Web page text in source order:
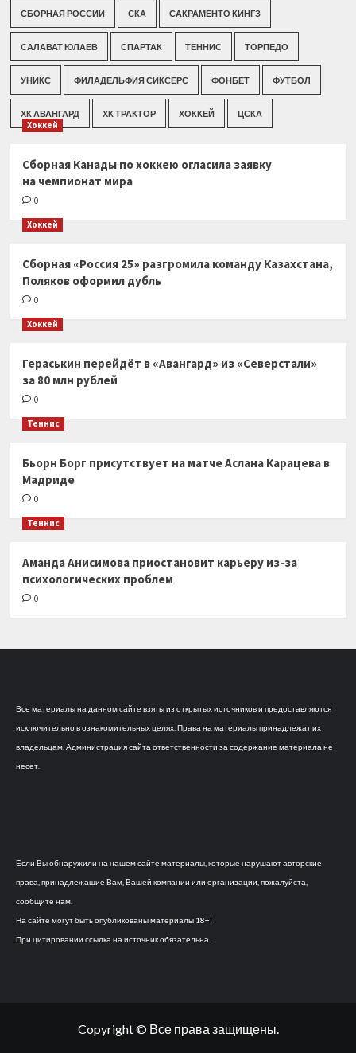
СБОРНАЯ РОССИИ СКА САКРАМЕНТО КИНГЗ
САЛАВАТ ЮЛАЕВ СПАРТАК ТЕННИС ТОРПЕДО
УНИКС ФИЛАДЕЛЬФИЯ СИКСЕРС ФОНБЕТ ФУТБОЛ
ХК АВАНГАРД ХК ТРАКТОР ХОККЕЙ ЦСКА
Хоккей
Сборная Канады по хоккею огласила заявку
на чемпионат мира
0
Хоккей
Сборная «Россия 25» разгромила команду Казахстана,
Поляков оформил дубль
0
Хоккей
Гераськин перейдёт в «Авангард» из «Северстали»
за 80 млн рублей
0
Теннис
Бьорн Борг присутствует на матче Аслана Карацева в
Мадриде
0
Теннис
Аманда Анисимова приостановит карьеру из-за
психологических проблем
0
Все материалы на данном сайте взяты из открытых источников и предоставляются
исключительно в ознакомительных целях. Права на материалы принадлежат их
владельцам. Администрация сайта ответственности за содержание материала не
несет.
Если Вы обнаружили на нашем сайте материалы, которые нарушают авторские
права, принадлежащие Вам, Вашей компании или организации, пожалуйста,
сообщите нам.
На сайте могут быть опубликованы материалы 18+!
При цитировании ссылка на источник обязательна.
Copyright © Все права защищены.